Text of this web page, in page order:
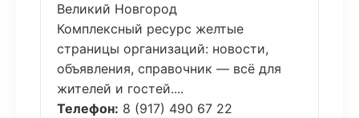
Великий Новгород
Комплексный ресурс желтые
страницы организаций: новости,
объявления, справочник — всё для
жителей и гостей....
Телефон: 8 (917) 490 67 22